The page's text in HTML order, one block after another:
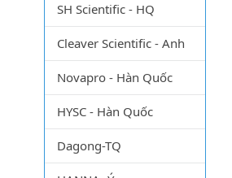
SH Scientific - HQ
Cleaver Scientific - Anh
Novapro - Hàn Quốc
HYSC - Hàn Quốc
Dagong-TQ